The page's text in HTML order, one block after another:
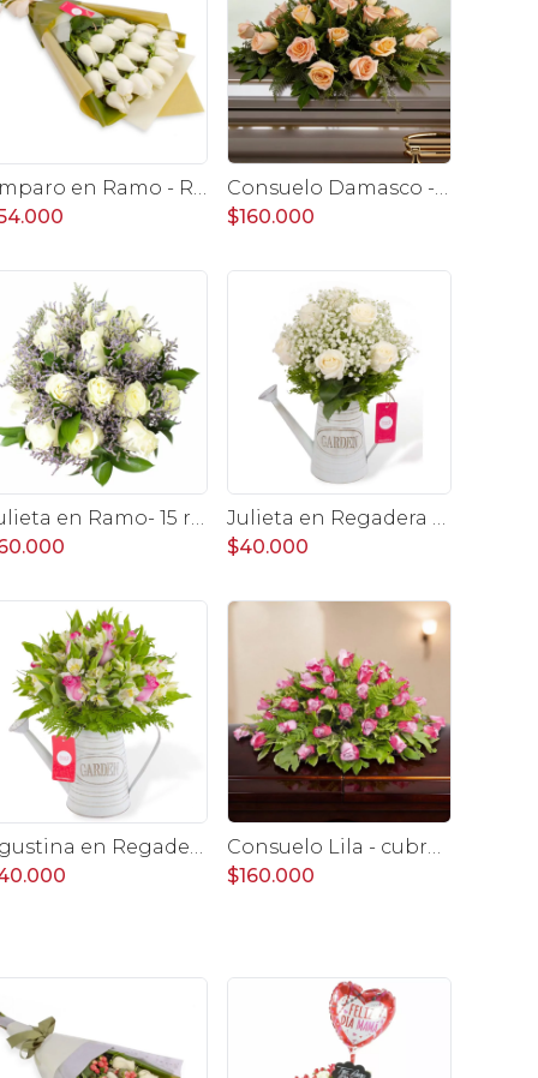
Amparo en Ramo - Ramo extendido 18 rosas ecuatorianas blanco
Consuelo Damasco - cubre urna 40 rosas ecuatorianas damasco
$160.000
Julieta en Ramo- 15 rosas ecuatorianas blanco y limonium
Julieta en Regadera - Arreglo 10 rosas blanco y gypo
$40.000
Agustina en Regadera -Arreglo 10 rosas lila y astromelias
Consuelo Lila - cubre urna 40 rosas ecuatorianas lila
$160.000